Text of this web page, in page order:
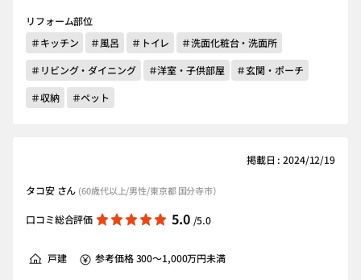
リフォーム部位
＃キッチン
＃風呂 ＃トイレ
＃洗面化粧台・洗面所
＃リビング・ダイニング
＃洋室・子供部屋
＃玄関・ポーチ
＃収納
＃ペット
掲載日 : 2024/12/19
タコ安 さん (60歳代以上/男性/東京都 国分寺市）
口コミ総合評価 5.0 /5.0
戸建 参考価格 300～1,000万円未満